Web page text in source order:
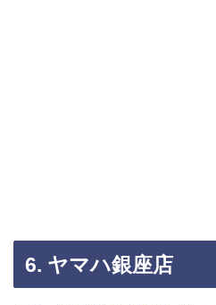
6. ヤマハ銀座店